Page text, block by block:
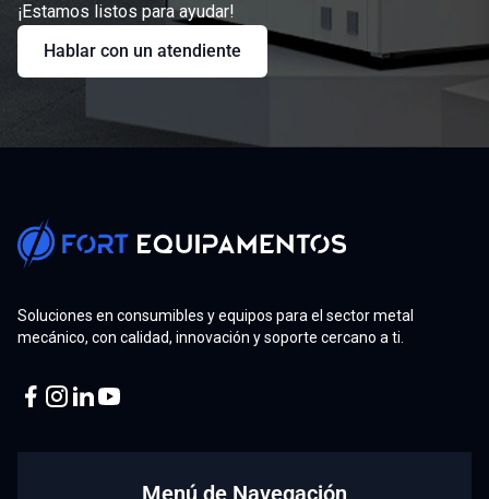
¡Estamos listos para ayudar!
Hablar con un atendiente
Soluciones en consumibles y equipos para el sector metal
mecánico, con calidad, innovación y soporte cercano a ti.
Menú de Navegación